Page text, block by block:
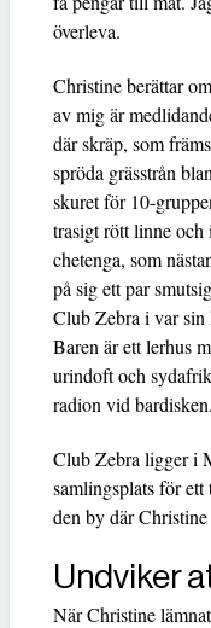
överleva.
Christine berättar
av mig är
där skräp, som
spröda grässtrån
skuret för 10-
trasigt rött linne
chetenga, som
på sig ett par
Club Zebra i var sin
Baren är ett lerhus
urindoft och
radion vid bardisken.
Club Zebra ligger i
samlingsplats för
den by där
Undviker
När Christine